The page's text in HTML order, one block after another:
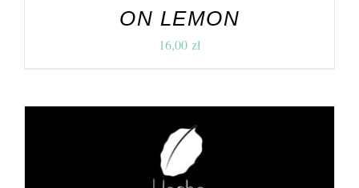
ON LEMON
16,00 zł